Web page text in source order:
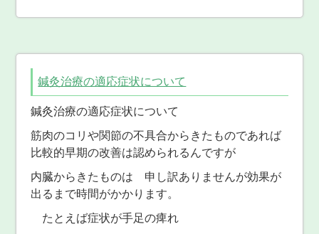
鍼灸治療の適応症状について
鍼灸治療の適応症状について
筋肉のコリや関節の不具合からきたものであれば
比較的早期の改善は認められるんですが
内臓からきたものは 申し訳ありませんが効果が
出るまで時間がかかります。
たとえば症状が手足の痺れ